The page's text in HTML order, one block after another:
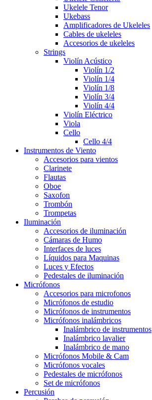
Ukelele Tenor
Ukebass
Amplificadores de Ukeleles
Cables de ukeleles
Accesorios de ukeleles
Strings
Violín Acústico
Violín 1/2
Violín 1/4
Violín 1/8
Violín 3/4
Violín 4/4
Violín Eléctrico
Viola
Cello
Cello 4/4
Instrumentos de Viento
Accesorios para vientos
Clarinete
Flautas
Oboe
Saxofon
Trombón
Trompetas
Iluminación
Accesorios de iluminación
Cámaras de Humo
Interfaces de luces
Líquidos para Maquinas
Luces y Efectos
Pedestales de iluminación
Micrófonos
Accesorios para microfonos
Micrófonos de estudio
Micrófonos de instrumentos
Micrófonos inalámbricos
Inalámbrico de instrumentos
Inalámbrico lavalier
Inalámbrico de mano
Micrófonos Mobile & Cam
Micrófonos vocales
Pedestales de micrófonos
Set de micrófonos
Percusión